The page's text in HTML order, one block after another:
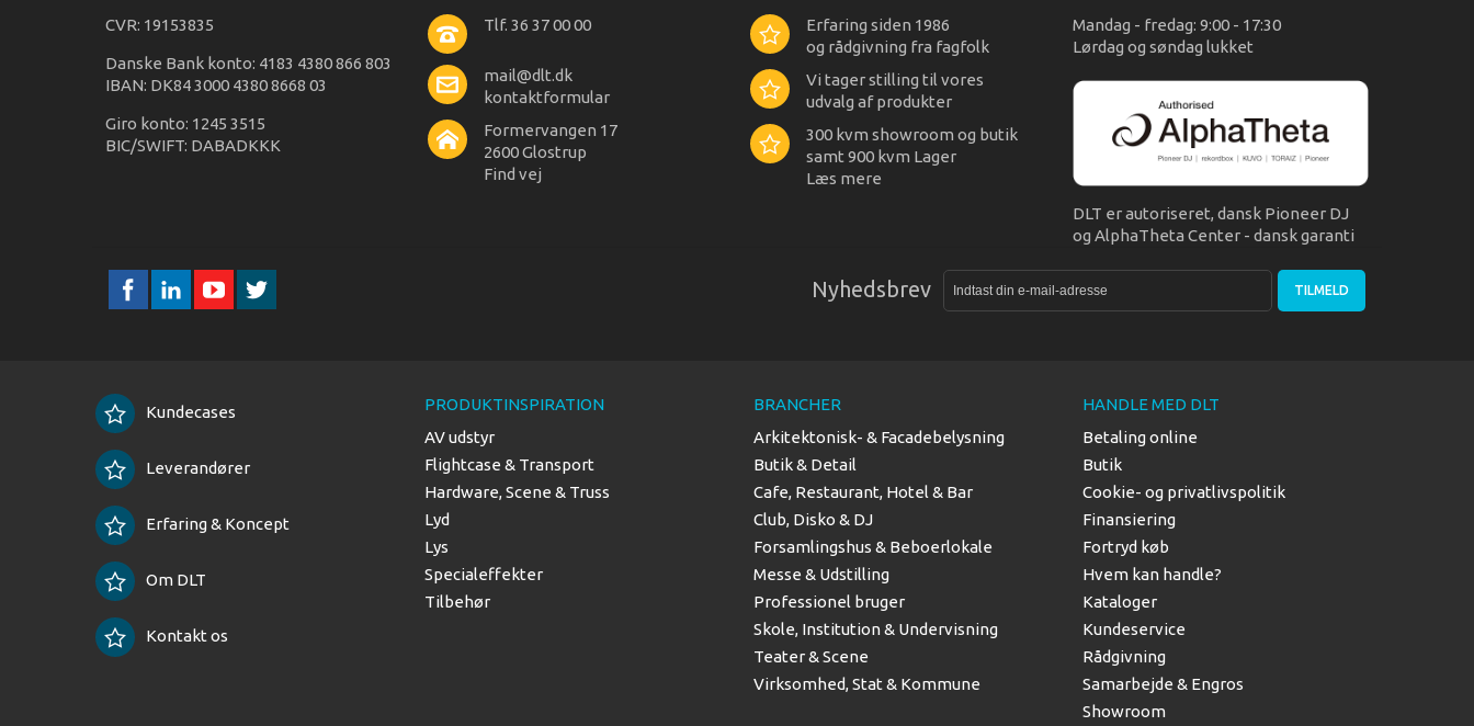
CVR: 19153835
Danske Bank konto: 4183 4380 866 803
IBAN: DK84 3000 4380 8668 03
Giro konto: 1245 3515
BIC/SWIFT: DABADKKK
Tlf. 36 37 00 00
mail@dlt.dk
kontaktformular
Formervangen 17
2600 Glostrup
Find vej
Erfaring siden 1986
og rådgivning fra fagfolk
Vi tager stilling til vores
udvalg af produkter
300 kvm showroom og butik
samt 900 kvm Lager
Læs mere
Mandag - fredag: 9:00 - 17:30
Lørdag og søndag lukket
DLT er autoriseret, dansk Pioneer DJ
og AlphaTheta Center - dansk garanti
Nyhedsbrev TILMELD
Kundecases
Leverandører
Erfaring & Koncept
Om DLT
Kontakt os
PRODUKTINSPIRATION
AV udstyr
Flightcase & Transport
Hardware, Scene & Truss
Lyd
Lys
Specialeffekter
Tilbehør
BRANCHER
Arkitektonisk- & Facadebelysning
Butik & Detail
Cafe, Restaurant, Hotel & Bar
Club, Disko & DJ
Forsamlingshus & Beboerlokale
Messe & Udstilling
Professionel bruger
Skole, Institution & Undervisning
Teater & Scene
Virksomhed, Stat & Kommune
HANDLE MED DLT
Betaling online
Butik
Cookie- og privatlivspolitik
Finansiering
Fortryd køb
Hvem kan handle?
Kataloger
Kundeservice
Rådgivning
Samarbejde & Engros
Showroom